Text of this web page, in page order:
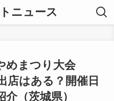
ニュース
めまつり大会
店はある？開催日
（茨城県）